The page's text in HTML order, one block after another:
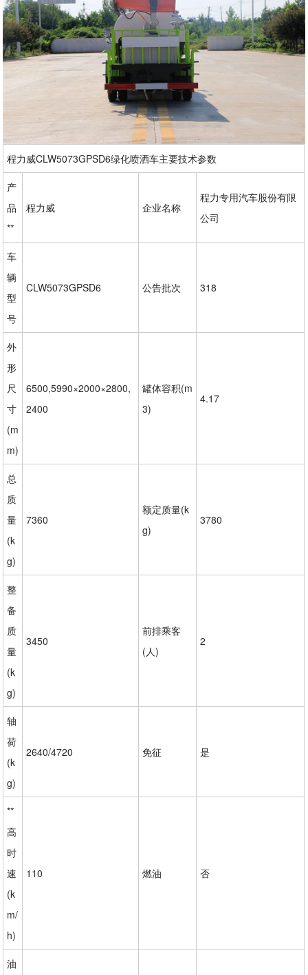
程力威CLW5073GPSD6绿化喷洒车主要技术参数
产
品
**
程力威 企业名称
程力专用汽车股份有限
公司
车
辆
型
号
CLW5073GPSD6 公告批次 318
外
形
尺
寸
(m
m)
6500,5990×2000×2800,
2400
罐体容积(m
3)
4.17
总
质
量
(k
g)
7360
额定质量(k
g)
3780
整
备
质
量
(k
g)
3450
前排乘客
(人)
2
轴
荷
(k
g)
2640/4720 免征 是
**
高
时
速
(k
m/
h)
110 燃油 否
油